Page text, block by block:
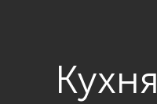
Кухня